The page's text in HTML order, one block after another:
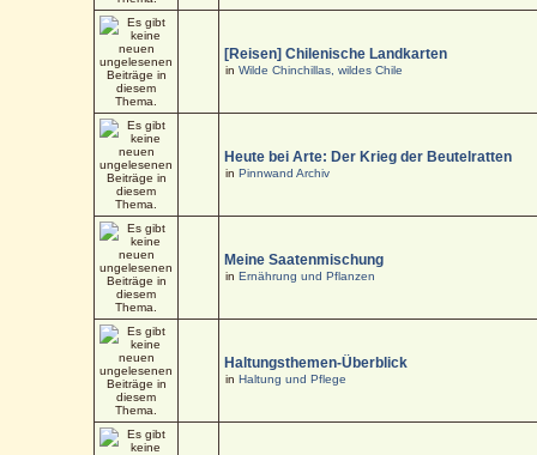
[Reisen] Chilenische Landkarten
inWilde Chinchillas, wildes Chile
Heute bei Arte: Der Krieg der Beutelratten
inPinnwand Archiv
Meine Saatenmischung
inErnährung und Pflanzen
Haltungsthemen-Überblick
inHaltung und Pflege